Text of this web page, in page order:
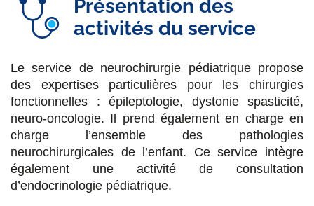
titulaire. Chirurgie de l’épilepsie .CRMR
Epilepsies rares.
Pr Emmanuel Raffo
Chef de service adjoint. Neuropédiatre,
Neurophysiologiste Coordonnateur de l’activité
médicale deNeurochirurgie Pédiatrique.
Responsable duCRMR Epilepsies rares.
Pr Raja Brauner
Présentation des
activités du service
Le service de neurochirurgie pédiatrique propose
des expertises particulières pour les chirurgies
fonctionnelles : épileptologie, dystonie spasticité,
neuro-oncologie. Il prend également en charge en
charge l’ensemble des pathologies
neurochirurgicales de l’enfant. Ce service intègre
également une activité de consultation
d’endocrinologie pédiatrique.